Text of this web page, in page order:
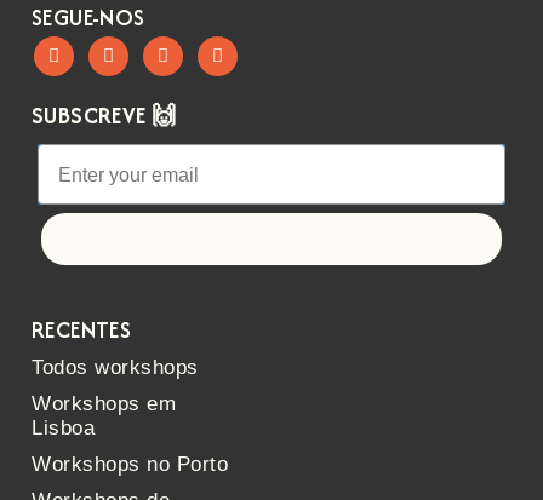
SEGUE-NOS
SUBSCREVE 🙌
RECENTES
Todos workshops
Workshops em
Lisboa
Workshops no Porto